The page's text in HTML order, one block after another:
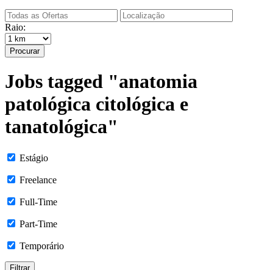
Raio:
Procurar
Jobs tagged "anatomia
patológica citológica e
tanatológica"
Estágio
Freelance
Full-Time
Part-Time
Temporário